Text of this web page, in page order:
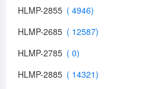
HLMP-2855
HLMP-2685
HLMP-2785
HLMP-2885